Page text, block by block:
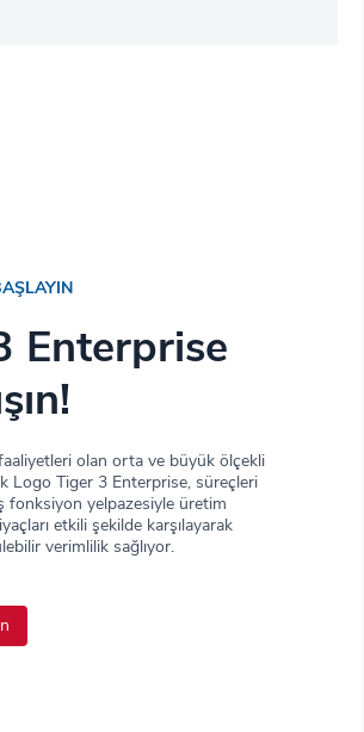
Enterprise
olan orta ve büyük ölçekli
Logo Tiger 3 Enterprise, süreçleri
fonksiyon yelpazesiyle üretim
etkili şekilde karşılayarak
verimlilik sağlıyor.